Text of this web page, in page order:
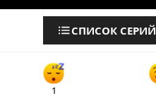
СПИСОК СЕРИЙ
1